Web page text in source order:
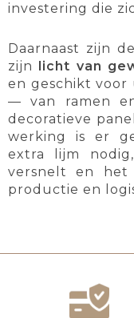
investering die
Daarnaast zijn
zijn
licht van
en geschikt
— van ramen
decoratieve
werking is er
extra lijm
versnelt en het
productie en